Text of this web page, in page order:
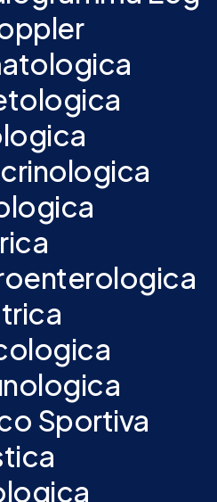
Sportiva